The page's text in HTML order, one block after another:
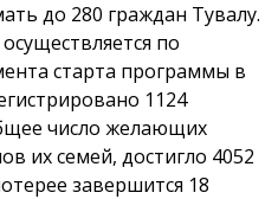
до 280 граждан Тувалу.
по
старта программы в
1124
число желающих
их семей, достигло 4052
завершится 18